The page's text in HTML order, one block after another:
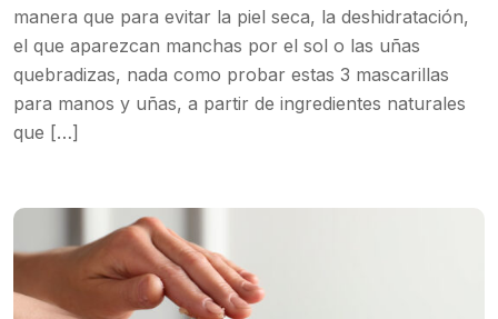
manera que para evitar la piel seca, la deshidratación,
el que aparezcan manchas por el sol o las uñas
quebradizas, nada como probar estas 3 mascarillas
para manos y uñas, a partir de ingredientes naturales
que […]